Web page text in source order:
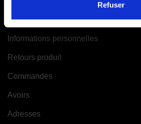
Refuser
Informations personnelles
Retours produit
Commandes
Avoirs
Adresses